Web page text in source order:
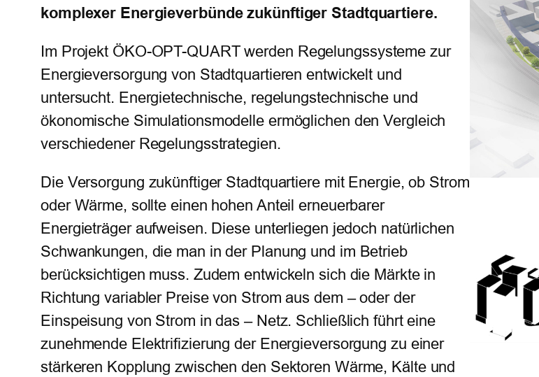
komplexer Energieverbünde zukünftiger Stadtquartiere.
Im Projekt ÖKO-OPT-QUART werden Regelungssysteme zur
Energieversorgung von Stadtquartieren entwickelt und
untersucht. Energietechnische, regelungstechnische und
ökonomische Simulationsmodelle ermöglichen den Vergleich
verschiedener Regelungsstrategien.
Die Versorgung zukünftiger Stadtquartiere mit Energie, ob Strom
oder Wärme, sollte einen hohen Anteil erneuerbarer
Energieträger aufweisen. Diese unterliegen jedoch natürlichen
Schwankungen, die man in der Planung und im Betrieb
berücksichtigen muss. Zudem entwickeln sich die Märkte in
Richtung variabler Preise von Strom aus dem – oder der
Einspeisung von Strom in das – Netz. Schließlich führt eine
zunehmende Elektrifizierung der Energieversorgung zu einer
stärkeren Kopplung zwischen den Sektoren Wärme, Kälte und